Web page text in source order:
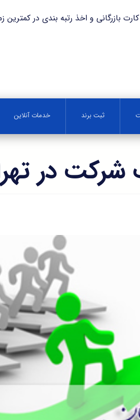
و اخذ رتبه بندی در کمترین زمان با ثبت
ثبت برند خدمات آنلاین
شرکت در